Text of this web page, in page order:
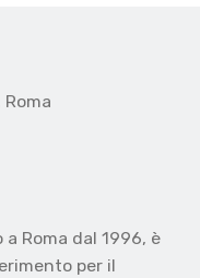
Roma dal 1996, è
per il